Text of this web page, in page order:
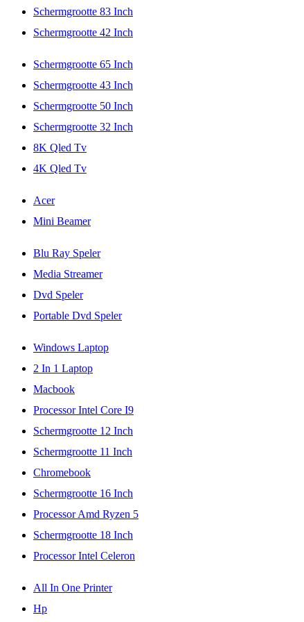
Schermgrootte 83 Inch
Schermgrootte 42 Inch
Schermgrootte 65 Inch
Schermgrootte 43 Inch
Schermgrootte 50 Inch
Schermgrootte 32 Inch
8K Qled Tv
4K Qled Tv
Acer
Mini Beamer
Blu Ray Speler
Media Streamer
Dvd Speler
Portable Dvd Speler
Windows Laptop
2 In 1 Laptop
Macbook
Processor Intel Core I9
Schermgrootte 12 Inch
Schermgrootte 11 Inch
Chromebook
Schermgrootte 16 Inch
Processor Amd Ryzen 5
Schermgrootte 18 Inch
Processor Intel Celeron
All In One Printer
Hp